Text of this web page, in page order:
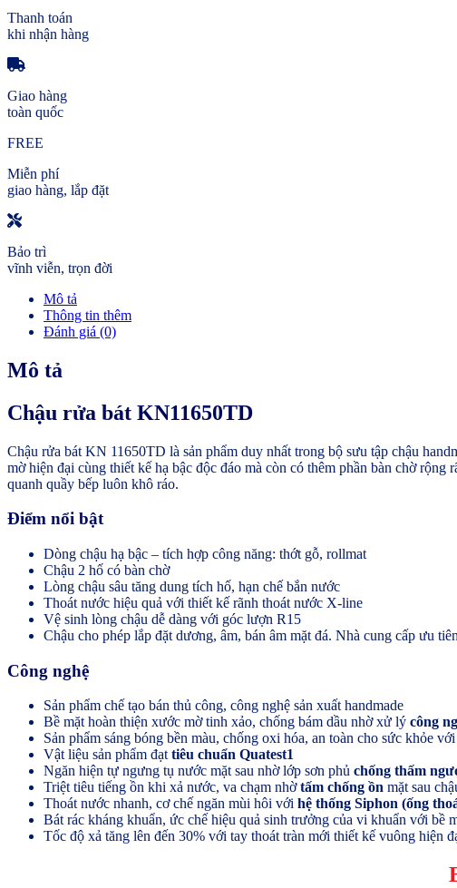
Thanh toán
khi nhận hàng
Giao hàng
toàn quốc
FREE
Miễn phí
giao hàng, lắp đặt
Bảo trì
vĩnh viễn, trọn đời
Mô tả
Thông tin thêm
Đánh giá (0)
Mô tả
Chậu rửa bát KN11650TD
Chậu rửa bát KN 11650TD là sản phẩm duy nhất trong bộ sưu tập chậu
mờ hiện đại cùng thiết kế hạ bậc độc đáo mà còn có thêm phần bàn chờ
quanh quầy bếp luôn khô ráo.
Điểm nổi bật
Dòng chậu hạ bậc – tích hợp công năng: thớt gỗ, rollmat
Chậu 2 hố có bàn chờ
Lòng chậu sâu tăng dung tích hố, hạn chế bắn nước
Thoát nước hiệu quả với thiết kế rãnh thoát nước X-line
Vệ sinh lòng chậu dễ dàng với góc lượn R15
Chậu cho phép lắp đặt dương, âm, bán âm mặt đá. Nhà cung cấp ưu
Công nghệ
Sản phẩm chế tạo bán thủ công, công nghệ sản xuất handmade
Bề mặt hoàn thiện xước mờ tinh xảo, chống bám dầu nhờ xử lý công
Sản phẩm sáng bóng bền màu, chống oxi hóa, an toàn cho sức khỏe
Vật liệu sản phẩm đạttiêu chuẩn Quatest1
Ngăn hiện tự ngưng tụ nước mặt sau nhờ lớp sơn phủ chống thấm
Triệt tiêu tiếng ồn khi xả nước, va chạm nhờtấm chống ồn mặt sau
Thoát nước nhanh, cơ chế ngăn mùi hôi với hệ thống Siphon (ống
Bát rác kháng khuẩn, ức chế hiệu quả sinh trưởng của vi khuẩn với bề
Tốc độ xả tăng lên đến 30% với tay thoát tràn mới thiết kế vuông hiện